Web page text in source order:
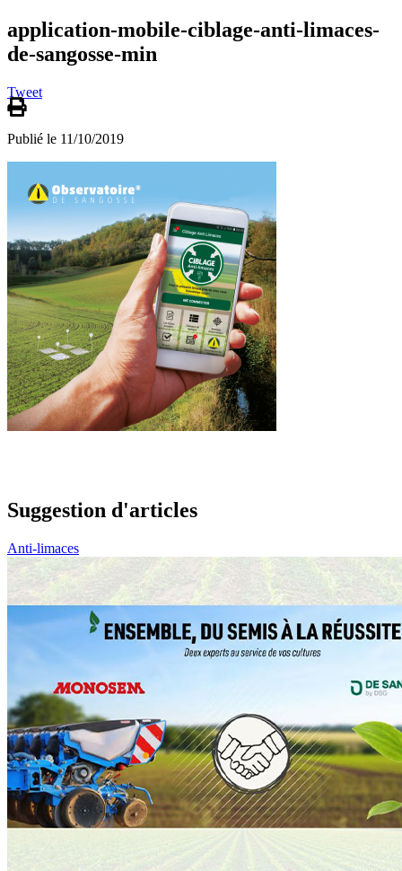
application-mobile-ciblage-anti-limaces-
de-sangosse-min
Tweet
Publié le 11/10/2019
Suggestion d'articles
Anti-limaces